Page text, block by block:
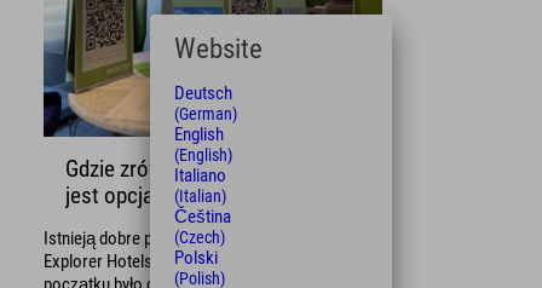
Gdzie zrównoważony rozwój nie
jest opcją, ale koniecznością
Istnieją dobre powody, dla których stworzyliśmy
Explorer Hotels Eco Lounge: od samego
Website
Deutsch
(German)
English
(English)
Italiano
(Italian)
Čeština
(Czech)
Polski
(Polish)